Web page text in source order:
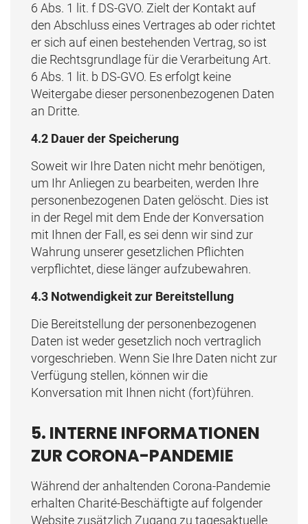
6 Abs. 1 lit. f DS-GVO. Zielt der Kontakt auf
den Abschluss eines Vertrages ab oder richtet
er sich auf einen bestehenden Vertrag, so ist
die Rechtsgrundlage für die Verarbeitung Art.
6 Abs. 1 lit. b DS-GVO. Es erfolgt keine
Weitergabe dieser personenbezogenen Daten
an Dritte.
4.2 Dauer der Speicherung
Soweit wir Ihre Daten nicht mehr benötigen,
um Ihr Anliegen zu bearbeiten, werden Ihre
personenbezogenen Daten gelöscht. Dies ist
in der Regel mit dem Ende der Konversation
mit Ihnen der Fall, es sei denn wir sind zur
Wahrung unserer gesetzlichen Pflichten
verpflichtet, diese länger aufzubewahren.
4.3 Notwendigkeit zur Bereitstellung
Die Bereitstellung der personenbezogenen
Daten ist weder gesetzlich noch vertraglich
vorgeschrieben. Wenn Sie Ihre Daten nicht zur
Verfügung stellen, können wir die
Konversation mit Ihnen nicht (fort)führen.
5. INTERNE INFORMATIONEN
ZUR CORONA-PANDEMIE
Während der anhaltenden Corona-Pandemie
erhalten Charité-Beschäftigte auf folgender
Website zusätzlich Zugang zu tagesaktuelle